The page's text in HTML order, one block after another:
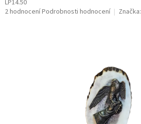
LP14.50
Průměrné
2 hodnoceníPodrobnosti hodnocení Značka: